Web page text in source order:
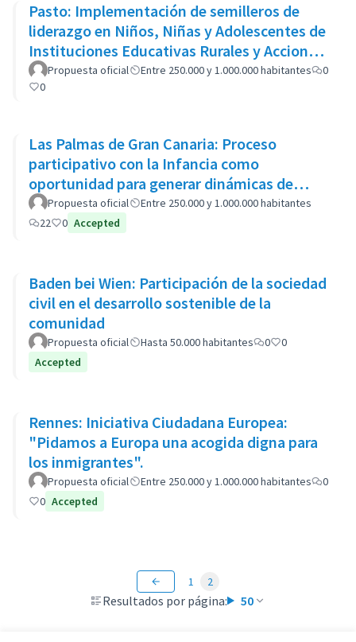
Pasto: Implementación de semilleros de
liderazgo en Niños, Niñas y Adolescentes de
Instituciones Educativas Rurales y Acciones
comunitarias
Propuesta oficial Entre 250.000 y 1.000.000 habitantes
0
0
Las Palmas de Gran Canaria: Proceso
participativo con la Infancia como
oportunidad para generar dinámicas de
cambio en las políticas del municipio
Propuesta oficial
Entre 250.000 y 1.000.000 habitantes
22
0 Accepted
Baden bei Wien: Participación de la sociedad
civil en el desarrollo sostenible de la
comunidad
Propuesta oficial Hasta 50.000 habitantes 0
0
Accepted
Rennes: Iniciativa Ciudadana Europea:
"Pidamos a Europa una acogida digna para
los inmigrantes".
Propuesta oficial Entre 250.000 y 1.000.000 habitantes
0
0 Accepted
Resultados por página: 50
1 2